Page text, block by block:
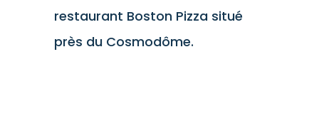
restaurant Boston Pizza situé
près du Cosmodôme.